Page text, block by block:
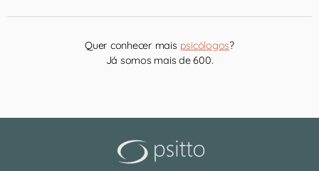
Quer conhecer mais psicólogos?
Já somos mais de 600.